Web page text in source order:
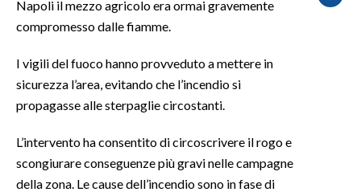
SALUTE
SARDI NEL MONDO
NOTIZIE
#CARAUNIONE
Napoli il mezzo agricolo era ormai gravemente
compromesso dalle fiamme.
I vigili del fuoco hanno provveduto a mettere in
sicurezza l’area, evitando che l’incendio si
propagasse alle sterpaglie circostanti.
L’intervento ha consentito di circoscrivere il rogo e
scongiurare conseguenze più gravi nelle campagne
della zona. Le cause dell’incendio sono in fase di